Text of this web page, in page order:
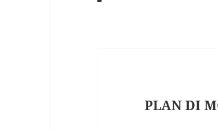
PLAN DI